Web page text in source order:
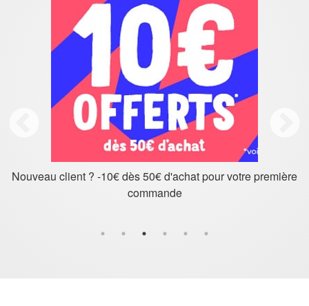
Jumbo Pneus 94 Villejuif : bon plan FIRESTONE 205/55R
16 91V à 55,50€ le pneu, pose comprise